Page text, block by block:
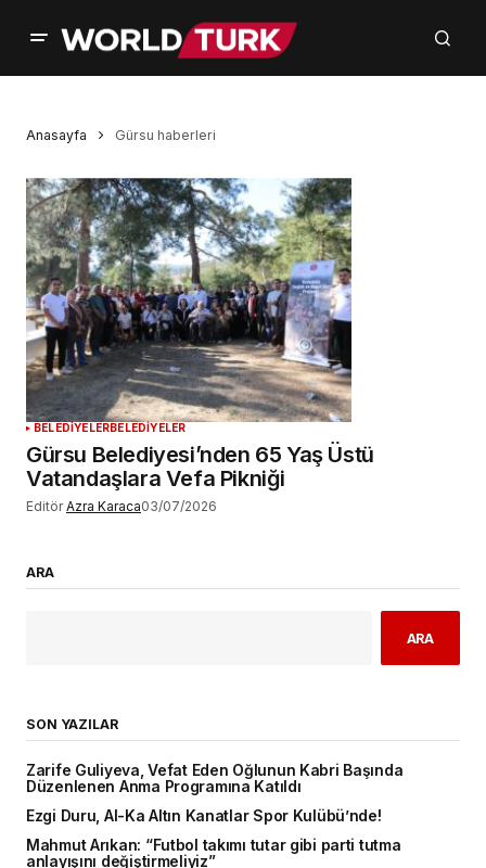
Anasayfa Gürsu haberleri
BELEDİYELERBELEDİYELER
Gürsu Belediyesi’nden 65 Yaş Üstü
Vatandaşlara Vefa Pikniği
Editör Azra Karaca03/07/2026
ARA
ARA
SON YAZILAR
Zarife Guliyeva, Vefat Eden Oğlunun Kabri Başında
Düzenlenen Anma Programına Katıldı
Ezgi Duru, Al-Ka Altın Kanatlar Spor Kulübü’nde!
Mahmut Arıkan: “Futbol takımı tutar gibi parti tutma
anlayışını değiştirmeliyiz”